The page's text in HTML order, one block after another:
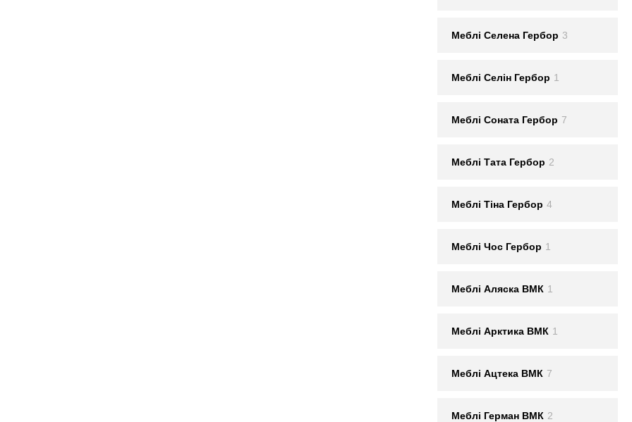
Меблi Селена Гербор 3
Меблi Селін Гербор 1
Меблi Соната Гербор 7
Меблi Тата Гербор 2
Меблi Тіна Гербор 4
Меблi Чос Гербор 1
Меблi Аляска ВМК 1
Меблi Арктика ВМК 1
Меблi Ацтека ВМК 7
Меблi Герман ВМК 2